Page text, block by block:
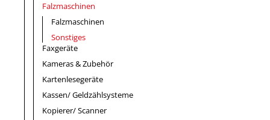
Falzmaschinen
Falzmaschinen
Sonstiges
Faxgeräte
Kameras & Zubehör
Kartenlesegeräte
Kassen/ Geldzählsysteme
Kopierer/ Scanner